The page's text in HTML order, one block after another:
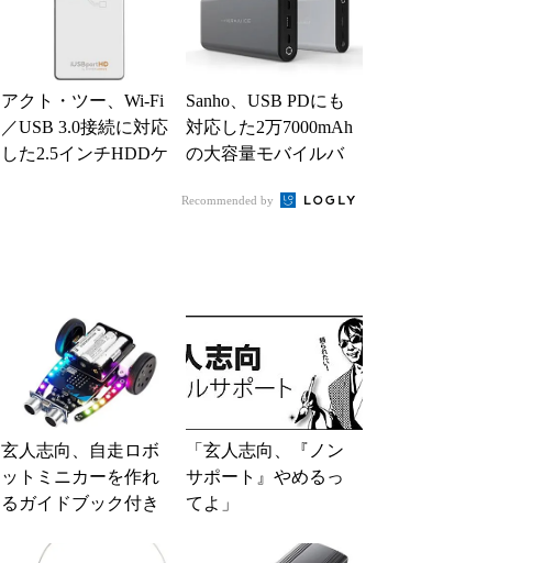
アクト・ツー、Wi-Fi
／USB 3.0接続に対応
した2.5インチHDDケ
Sanho、USB PDにも
対応した2万7000mAh
の大容量モバイルバ
Recommended by
玄人志向、自走ロボ
ットミニカーを作れ
るガイドブック付き
「玄人志向、『ノン
サポート』やめるっ
てよ」